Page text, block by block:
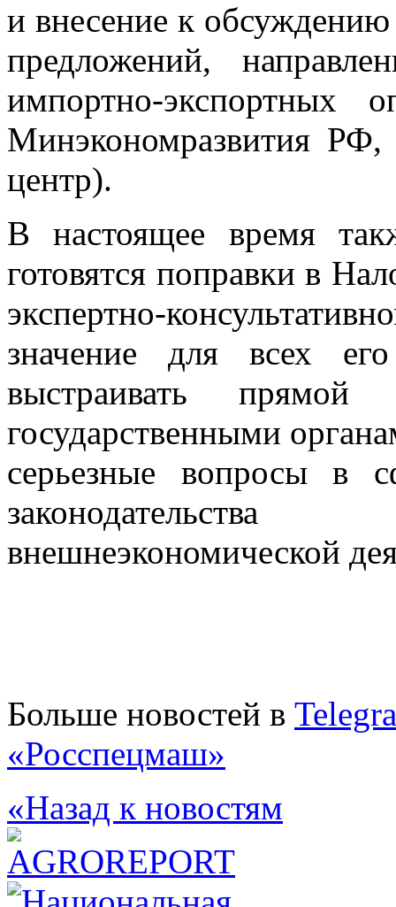
и внесение к
предложений,
импортно-экспортных
Минэкономразвития
центр).
В настоящее время
готовятся поправки в
экспертно-
значение для всех
выстраивать прямой
государственными
серьезные вопросы в
внешнеэкономической
Больше новостей в
«Росспецмаш»
«Назад к новостям